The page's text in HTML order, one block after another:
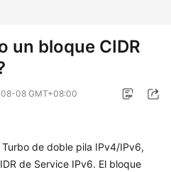
un bloque CIDR
08 GMT+08:00
de doble pila IPv4/IPv6,
de Service IPv6. El bloque